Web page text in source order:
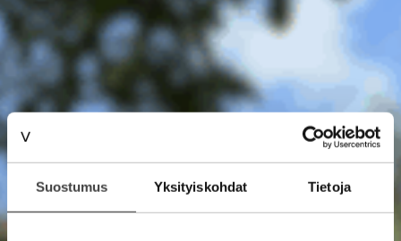
Suostumus Yksityiskohdat Tietoja